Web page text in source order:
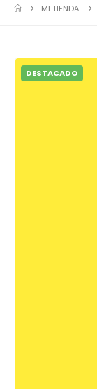
MI TIENDA
DESTACADO